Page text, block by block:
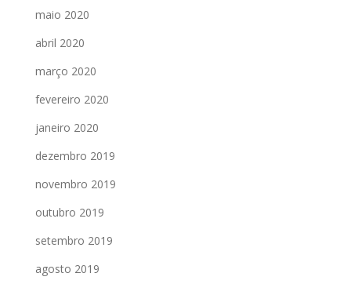
maio 2020
abril 2020
março 2020
fevereiro 2020
janeiro 2020
dezembro 2019
novembro 2019
outubro 2019
setembro 2019
agosto 2019